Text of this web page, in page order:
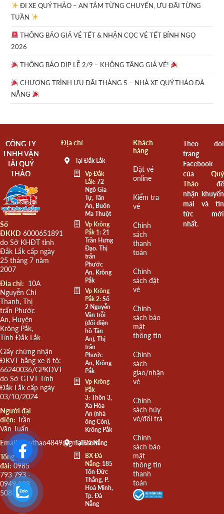
ĐI XE QUÝ THẢO – AN TÂM TỪNG CHUYẾN, ƯU ĐÃI TỪNG
TUẦN
THÔNG BÁO GIÁ VÉ TẾT & NHẬN CỌC VÉ TẾT BÍNH NGỌ
2026
THÔNG BÁO DỊP LỄ 2/9 – KHÔNG TĂNG GIÁ VÉ!
CHƯƠNG TRÌNH ƯU ĐÃI THÁNG 5 – NHÀ XE QUÝ THẢO ĐÀ
NẴNG
CÔNG TY
TNHH VẬN
TẢI QUÝ
THẢO
Số
ĐKKD 6000651891
do Sở KHĐT tỉnh
Đắk Lắk cấp ngày
25 tháng 7 năm
2007
Đia chỉ: 10A
Nguyễn Chí
Thanh, Thị
trấn Phước
An, Huyện
Krông Pắk,
Tỉnh Đắk Lắk
Giấy chứng nhận
ĐKVT bằng xe ô tô:
66240036/GPKDVT
do Sở GTVT Tỉnh
Đắk Lắk cấp ngày
03/10/2024
Người đại
diện: Trần
Văn Tuấn
Email: quythao4849@gmail.com
Tổng
đài:0985
793 793 -
0949 508
508
Địa chỉ
Tại Đắk Lắk
Vp Đắk
Lắk:72
Ngô Gia
Tự, Tân
An, Buôn
Ma Thuột
Vp Krông
Pắk 1:21
Trần Hưng
Đạo. Thị
trấn
Phước
An. Krông
Pắk
Vp Krông
Pắk 2:Số
2 Nguyễn
Văn trỗi
(đối diện
hồ Tân
An), Thị
trấn
Phước
An, Krông
Pắk
Vp Krông
Pắk
3:Thôn 3,
Xã Hòa
An (nhà
ông Còn),
Krông Pắk
Tại Đà Nẵng
BX Đà
Nẵng:185
Tôn Đức
Thắng, P.
Hoà Minh,
Tp. Đà
Nẵng
Khách
hàng
Đặt vé
online
Kiểm tra
vé
Chính
sách
thanh
toán
Chính
sách đặt
vé
Chính
sách bảo
mật
thông tin
Chính
sách
giao/nhận
vé
Chính
sách hủy
vé/đổi trả
Chính
sách bảo
mật
thông tin
thanh
toán
Theo dõi
trang
Facebook
của Quý
Thảođể
nhận khuyến
mãi và tin
tức mới
nhất.